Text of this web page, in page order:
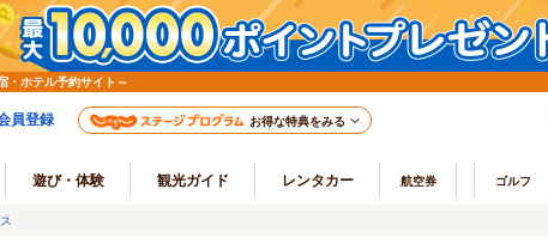
・ホテル予約サイト～
員登録 お得な特典をみる
遊び・体験 観光ガイド レンタカー 航空券 ゴルフ